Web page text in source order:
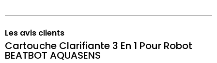
Les avis clients
Cartouche Clarifiante 3 En 1 Pour Robot
BEATBOT AQUASENS